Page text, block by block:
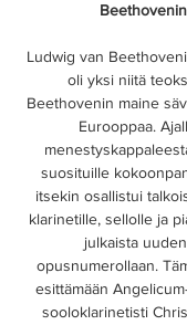
Ludwig van
oli yksi niitä
Beethovenin maine
Eurooppaa.
suosituille
itsekin osallistui
klarinetille, sellolle ja
julkaista
opusnumerollaan.
esittämään
sooloklarinetisti